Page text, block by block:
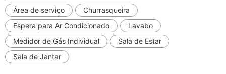
Área de serviço
Churrasqueira
Espera para Ar Condicionado
Lavabo
Medidor de Gás Individual
Sala de Estar
Sala de Jantar